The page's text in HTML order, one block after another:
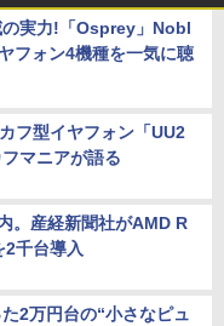
の実力!「Osprey」Nobl
フォン4機種を一気に聴
フ型イヤフォン「UU2
マニアが語る
。産経新聞社がAMD R
千台導入
2万円台の“小さなピュ